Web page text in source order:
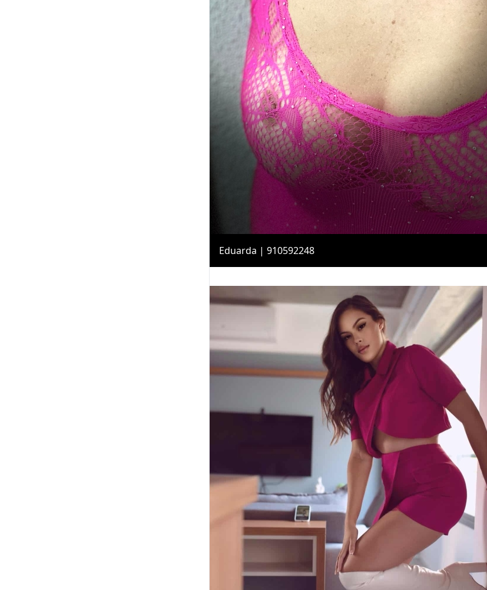
Eduarda | 910592248